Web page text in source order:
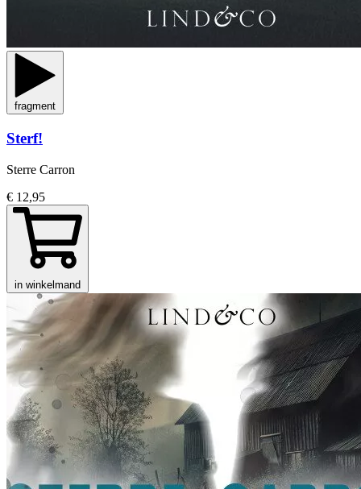
fragment
Sterf!
Sterre Carron
€ 12,95
in winkelmand